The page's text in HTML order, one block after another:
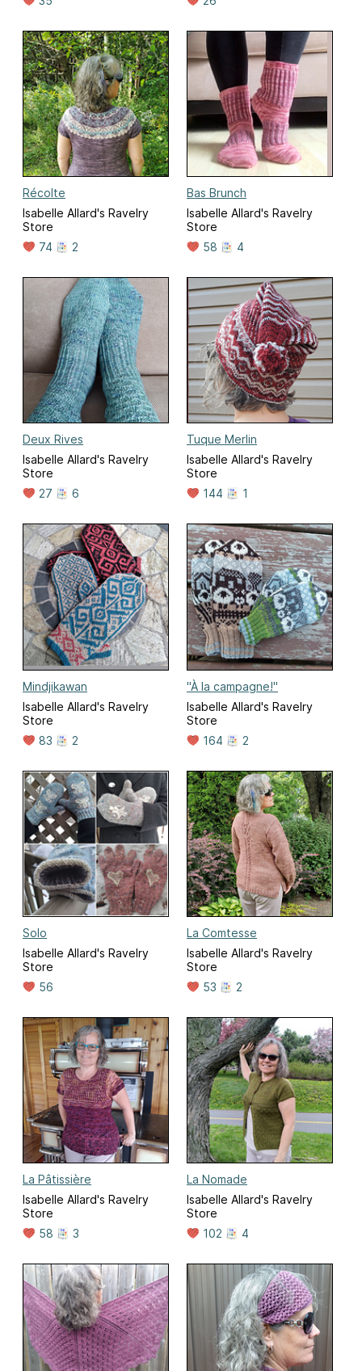
Récolte
Isabelle Allard's Ravelry
Store
74
2
Bas Brunch
Isabelle Allard's Ravelry
Store
58
4
Deux Rives
Isabelle Allard's Ravelry
Store
27
6
Tuque Merlin
Isabelle Allard's Ravelry
Store
144
1
Mindjikawan
Isabelle Allard's Ravelry
Store
83
2
"À la campagne!"
Isabelle Allard's Ravelry
Store
164
2
Solo
Isabelle Allard's Ravelry
Store
56
La Comtesse
Isabelle Allard's Ravelry
Store
53
2
La Pâtissière
Isabelle Allard's Ravelry
Store
58
3
La Nomade
Isabelle Allard's Ravelry
Store
102
4